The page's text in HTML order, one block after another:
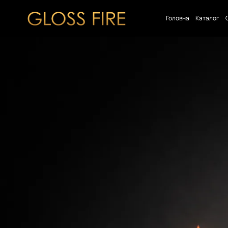
Головна Каталог